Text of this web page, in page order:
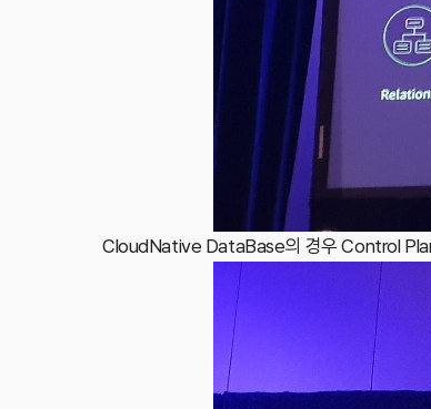
CloudNative DataBase의 경우 Control